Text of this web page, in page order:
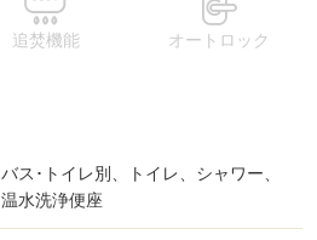
追焚機能 オートロック
バス･トイレ別、トイレ、シャワー、
温水洗浄便座